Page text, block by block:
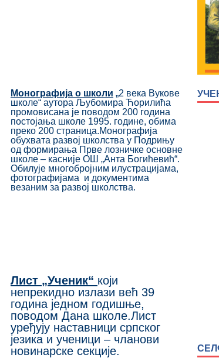
Монографија о школи „2 века Вукове
школе“ аутора Љубомира Ћорилића
промовисана је поводом 200 година
постојања школе 1995. године, обима
преко 200 страница.Монографија
обухвата развој школства у Подрињу
од формирања Прве лозничке основне
школе – касније ОШ „Анта Богићевић“.
Обилује многобројним илустрацијама,
фотографијама и документима
везаним за развој школства.
Лист „Ученик“ који
непрекидно излази већ 39
година једном годишње,
поводом Дана школе.Лист
уређују наставници српског
језика и ученици – чланови
новинарске секције.